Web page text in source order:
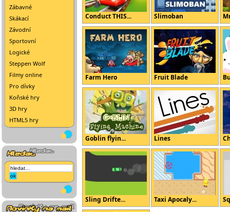
Zábavné
Skákací
Závodní
Sportovní
Logické
Steppen Wolf
Filmy online
Pro dívky
Koňské hry
3D hry
HTML5 hry
Conduct THIS... Slimoban
Farm Hero Fruit Blade
Goblin flyin... Lines
Sling Drifte... Taxi Apocaly...